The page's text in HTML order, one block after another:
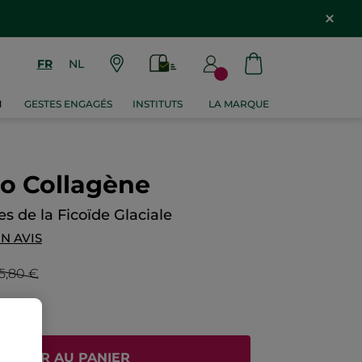
FR NL
GESTES ENGAGÉS INSTITUTS LA MARQUE
Collagène
de la Ficoïde Glaciale
AVIS
€
AU PANIER